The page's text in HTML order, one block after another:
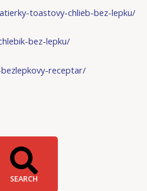
toastovy-chlieb-bez-lepku/
bez-lepku/
receptar/
SEARCH